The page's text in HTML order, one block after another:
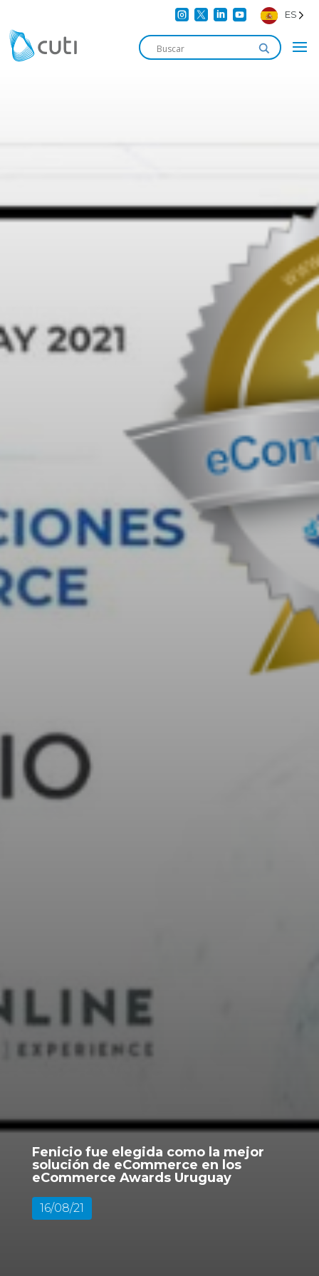
    ES
Fenicio fue elegida como la mejor
solución de eCommerce en los
eCommerce Awards Uruguay
16/08/21